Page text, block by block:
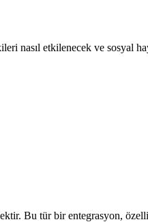
nasıl etkilenecek ve sosyal
Bu tür bir entegrasyon,